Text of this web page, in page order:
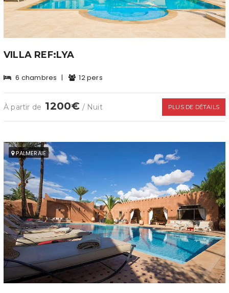
VILLA REF:LYA
6 chambres | 12 pers
À partir de 1200€ / Nuit PLUS DE DÉTAILS
PALMERAIE